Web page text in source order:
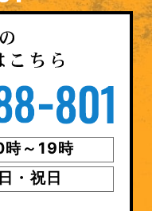
時～19時
・祝日